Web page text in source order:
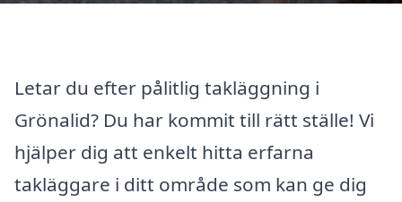
Letar du efter pålitlig takläggning i
Grönalid? Du har kommit till rätt ställe! Vi
hjälper dig att enkelt hitta erfarna
takläggare i ditt område som kan ge dig